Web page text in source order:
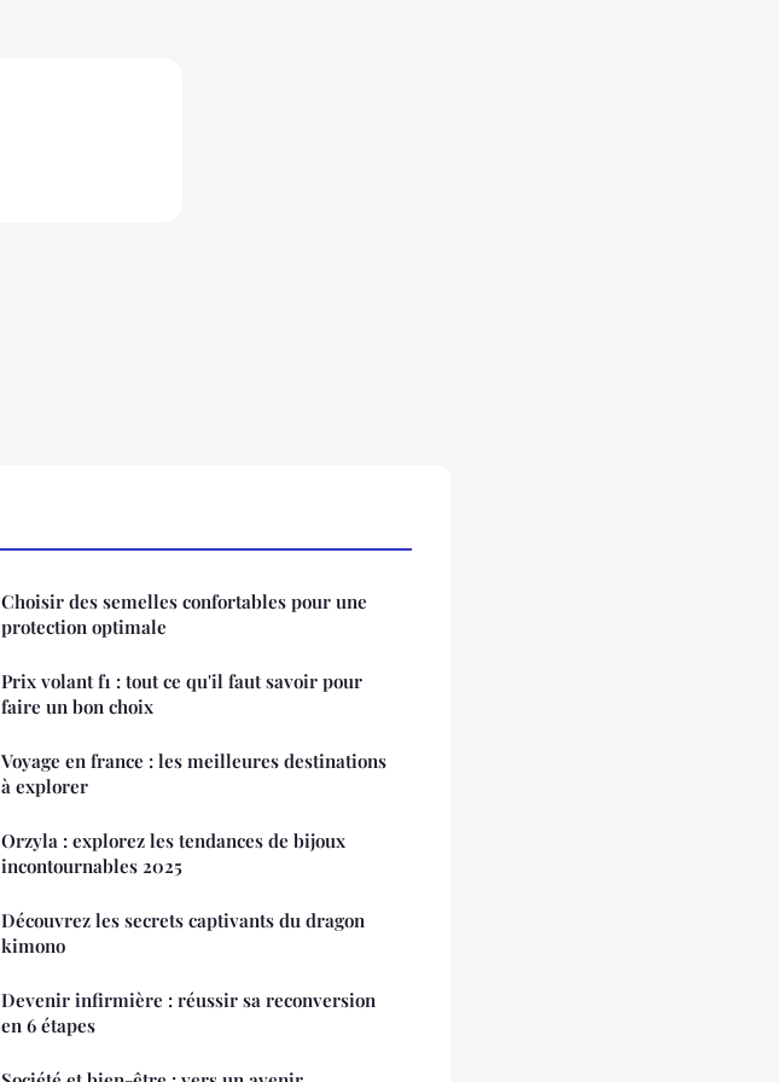
Choisir des semelles confortables pour une
protection optimale
Prix volant f1 : tout ce qu'il faut savoir pour
faire un bon choix
Voyage en france : les meilleures destinations
à explorer
Orzyla : explorez les tendances de bijoux
incontournables 2025
Découvrez les secrets captivants du dragon
kimono
Devenir infirmière : réussir sa reconversion
en 6 étapes